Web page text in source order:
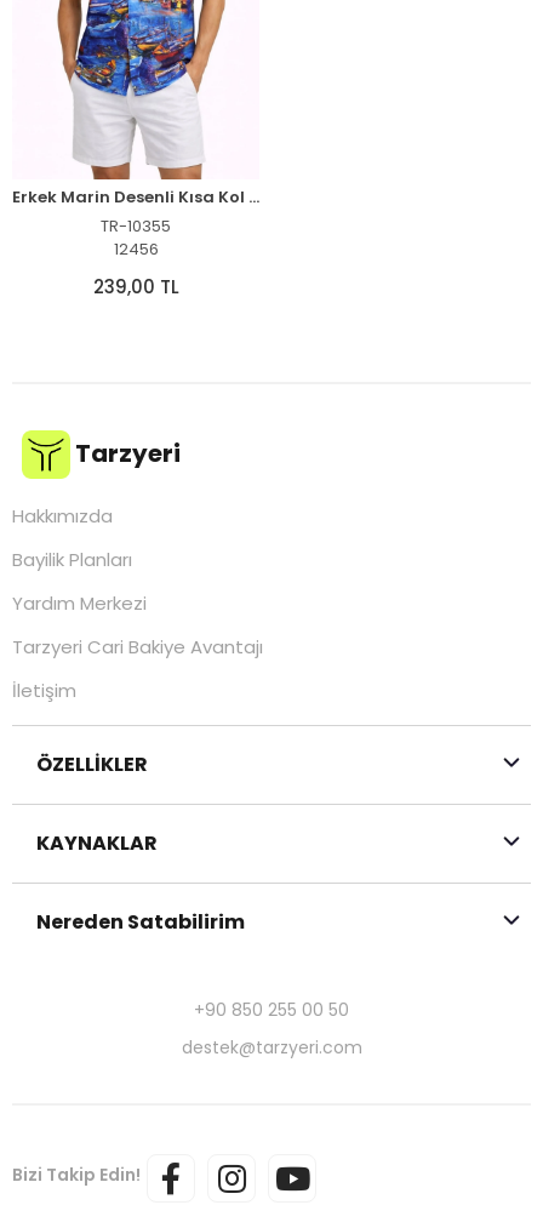
Erkek Marin Desenli Kısa Kol Gömlek Yazlık Rahat Kalıp Dijital Baskılı - Desenli
TR-10355
12456
239,00 TL
Tarzyeri
Hakkımızda
Bayilik Planları
Yardım Merkezi
Tarzyeri Cari Bakiye Avantajı
İletişim
ÖZELLİKLER
KAYNAKLAR
Nereden Satabilirim
+90 850 255 00 50
destek@tarzyeri.com
Bizi Takip Edin!